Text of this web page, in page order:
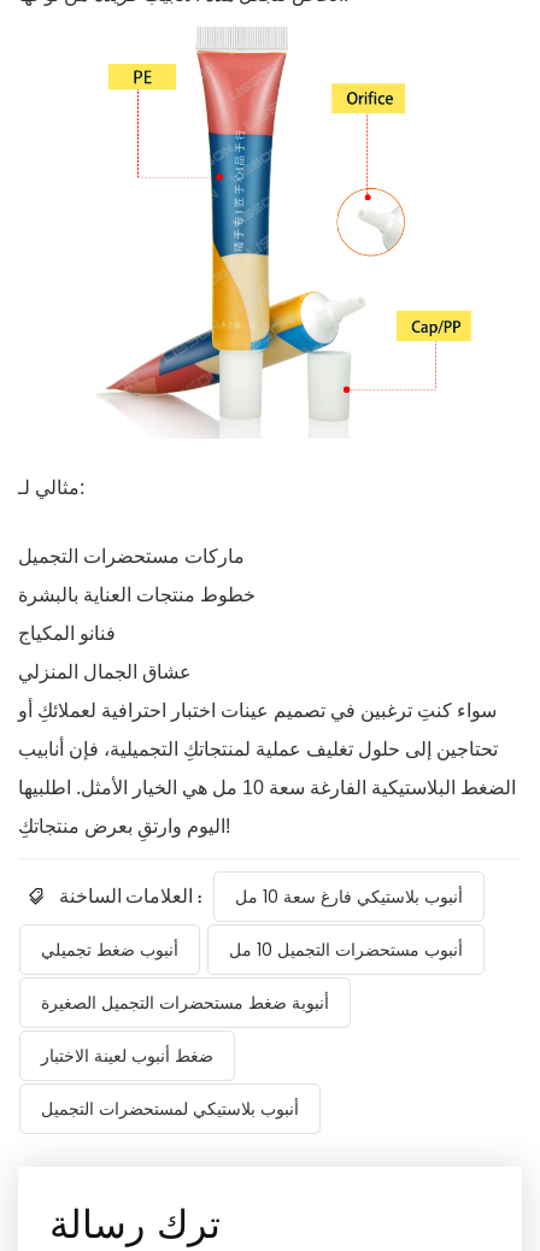
مثالي لـ:
ماركات مستحضرات التجميل
خطوط منتجات العناية بالبشرة
فنانو المكياج
عشاق الجمال المنزلي
سواء كنتِ ترغبين في تصميم عينات اختبار احترافية لعملائكِ أو
تحتاجين إلى حلول تغليف عملية لمنتجاتكِ التجميلية، فإن أنابيب
الضغط البلاستيكية الفارغة سعة 10 مل هي الخيار الأمثل. اطلبيها
اليوم وارتقِ بعرض منتجاتكِ!
العلامات الساخنة : أنبوب بلاستيكي فارغ سعة 10 مل
أنبوب ضغط تجميلي أنبوب مستحضرات التجميل 10 مل
أنبوبة ضغط مستحضرات التجميل الصغيرة
ضغط أنبوب لعينة الاختبار
أنبوب بلاستيكي لمستحضرات التجميل
ترك رسالة